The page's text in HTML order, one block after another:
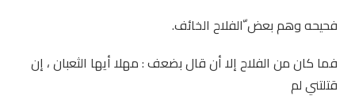
فحيحه وهم بعض ّالفلاح الخائف.
فما كان من الفلاح إلا أن قال بضعف : مهلا أيها الثعبان ، إن
قتلتني لم